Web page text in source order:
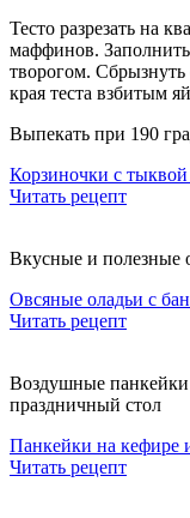
Тесто разрезать на
маффинов.
творогом.
края теста взбитым
Выпекать при 190
Корзиночки с
Читать рецепт
Вкусные и полезные
Овсяные оладьи с
Читать рецепт
Воздушные панкейки
праздничный стол
Панкейки на кефире
Читать рецепт